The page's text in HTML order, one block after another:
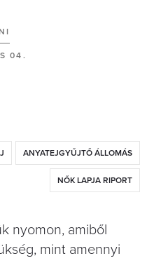
04.
ANYATEJGYŰJTŐ ÁLLOMÁS
NŐK LAPJA RIPORT
nyomon, amiből
mint amennyi